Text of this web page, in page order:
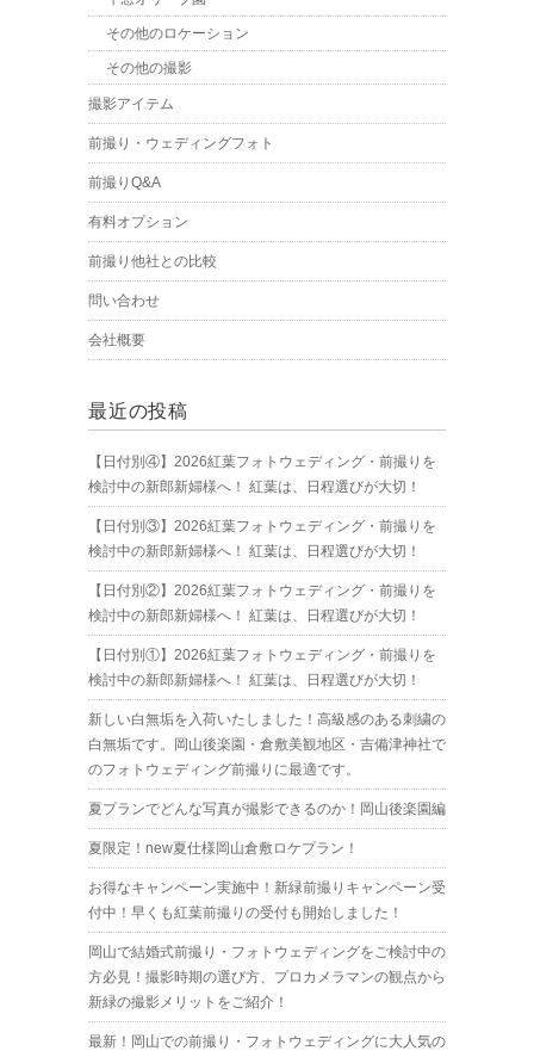
その他のロケーション
その他の撮影
撮影アイテム
前撮り・ウェディングフォト
前撮りQ&A
有料オプション
前撮り他社との比較
問い合わせ
会社概要
最近の投稿
【日付別④】2026紅葉フォトウェディング・前撮りを
検討中の新郎新婦様へ！ 紅葉は、日程選びが大切！
【日付別③】2026紅葉フォトウェディング・前撮りを
検討中の新郎新婦様へ！ 紅葉は、日程選びが大切！
【日付別②】2026紅葉フォトウェディング・前撮りを
検討中の新郎新婦様へ！ 紅葉は、日程選びが大切！
【日付別①】2026紅葉フォトウェディング・前撮りを
検討中の新郎新婦様へ！ 紅葉は、日程選びが大切！
新しい白無垢を入荷いたしました！高級感のある刺繍の
白無垢です。岡山後楽園・倉敷美観地区・吉備津神社で
のフォトウェディング前撮りに最適です。
夏プランでどんな写真が撮影できるのか！岡山後楽園編
夏限定！new夏仕様岡山倉敷ロケプラン！
お得なキャンペーン実施中！新緑前撮りキャンペーン受
付中！早くも紅葉前撮りの受付も開始しました！
岡山で結婚式前撮り・フォトウェディングをご検討中の
方必見！撮影時期の選び方、プロカメラマンの観点から
新緑の撮影メリットをご紹介！
最新！岡山での前撮り・フォトウェディングに大人気の